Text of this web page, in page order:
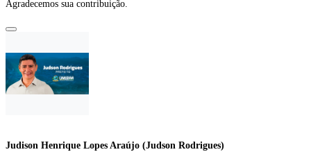
Agradecemos sua contribuição.
Judison Henrique Lopes Araújo (Judson Rodrigues)